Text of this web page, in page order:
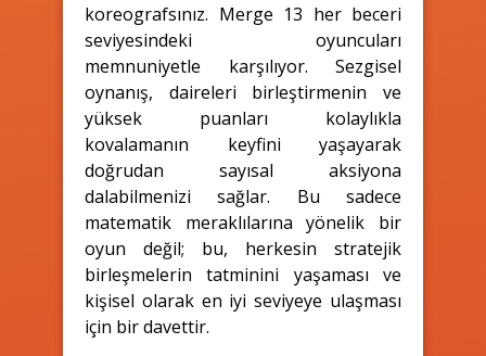
koreografsınız. Merge 13 her beceri
seviyesindeki oyuncuları
memnuniyetle karşılıyor. Sezgisel
oynanış, daireleri birleştirmenin ve
yüksek puanları kolaylıkla
kovalamanın keyfini yaşayarak
doğrudan sayısal aksiyona
dalabilmenizi sağlar. Bu sadece
matematik meraklılarına yönelik bir
oyun değil; bu, herkesin stratejik
birleşmelerin tatminini yaşaması ve
kişisel olarak en iyi seviyeye ulaşması
için bir davettir.